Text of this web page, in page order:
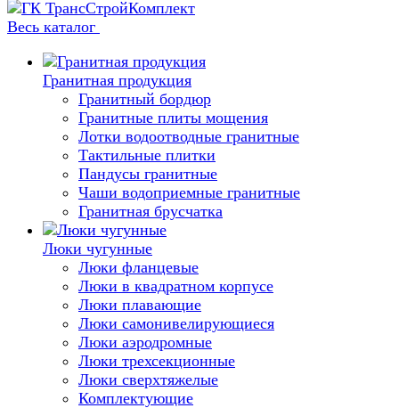
Весь каталог
Гранитная продукция
Гранитный бордюр
Гранитные плиты мощения
Лотки водоотводные гранитные
Тактильные плитки
Пандусы гранитные
Чаши водоприемные гранитные
Гранитная брусчатка
Люки чугунные
Люки фланцевые
Люки в квадратном корпусе
Люки плавающие
Люки самонивелирующиеся
Люки аэродромные
Люки трехсекционные
Люки сверхтяжелые
Комплектующие